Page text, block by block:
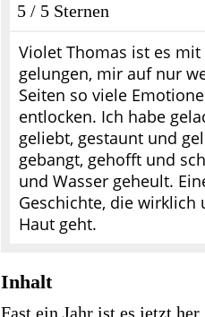
5 / 5 Sternen
Violet Thomas ist es
gelungen, mir auf nur
Seiten so viele
entlocken. Ich habe
geliebt, gestaunt und
gebangt, gehofft und
und Wasser geheult.
Geschichte, die wirklich
Haut geht.
Inhalt
Fast ein Jahr ist es jetzt